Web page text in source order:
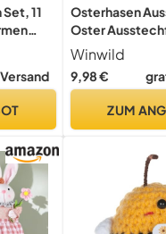
11
Linzer
Osterhasen
Oster
Osterei Hasen
20,5CM
Ostern
Hase
Winwild
9,98 €
ZUM